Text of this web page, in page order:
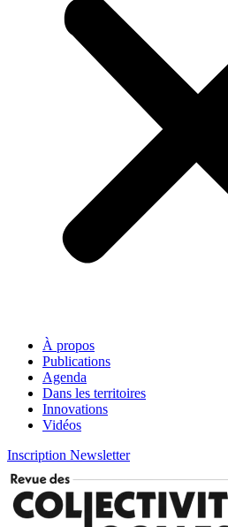
À propos
Publications
Agenda
Dans les territoires
Innovations
Vidéos
Inscription Newsletter